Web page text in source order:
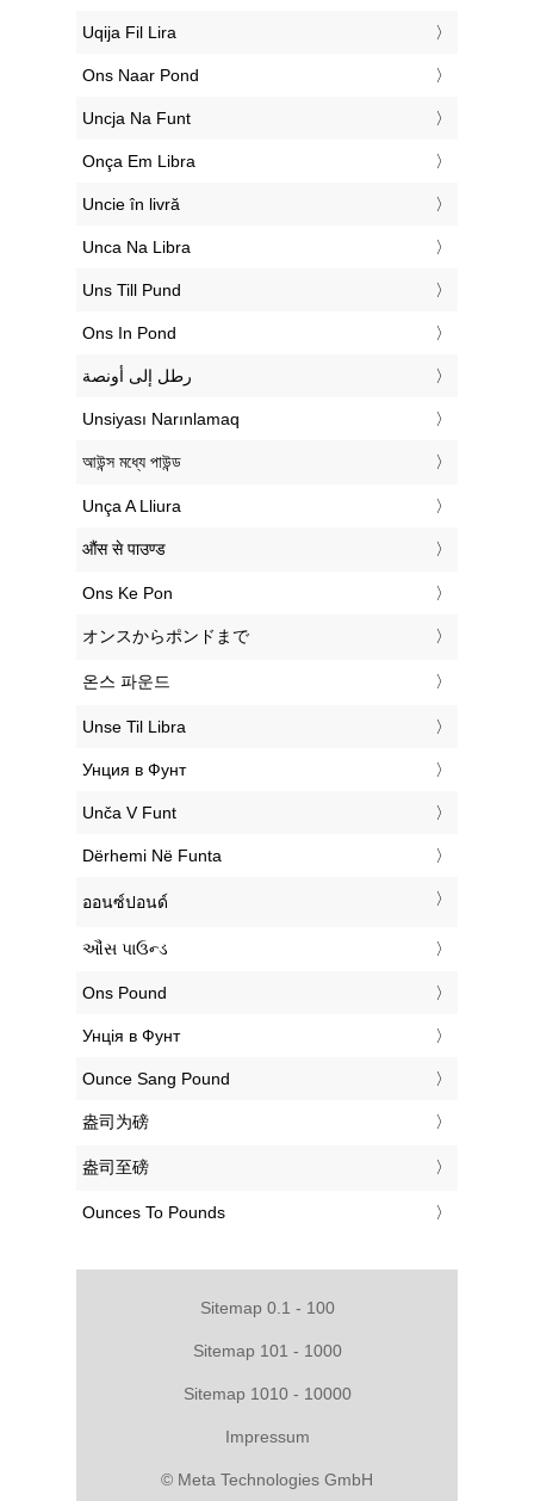
‎Uqija Fil Lira
‎Ons Naar Pond
‎Uncja Na Funt
‎Onça Em Libra
‎Uncie în livră
‎Unca Na Libra
‎Uns Till Pund
‎Ons In Pond
‏رطل إلى أونصة
‎Unsiyası Narınlamaq
‎আউন্স মধ্যে পাউন্ড
‎Unça A Lliura
‎औंस से पाउण्ड
‎Ons Ke Pon
‎オンスからポンドまで
‎온스 파운드
‎Unse Til Libra
‎Унция в Фунт
‎Unča V Funt
‎Dërhemi Në Funta
‎ออนซ์ปอนด์
‎ઔંસ પાઉન્ડ
‎Ons Pound
‎Унція в Фунт
‎Ounce Sang Pound
‎盎司为磅
‎盎司至磅
‎Ounces To Pounds
Sitemap 0.1 - 100
Sitemap 101 - 1000
Sitemap 1010 - 10000
Impressum
© Meta Technologies GmbH